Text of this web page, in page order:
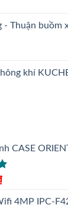
- Thuận buồm
khí
CASE
4MP IPC-